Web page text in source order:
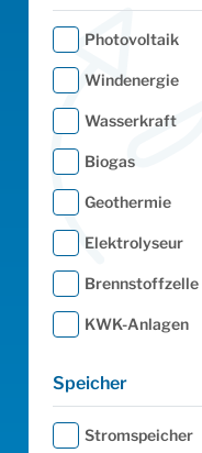
Photovoltaik
Windenergie
Wasserkraft
Biogas
Geothermie
Elektrolyseur
Brennstoffzelle
KWK-Anlagen
Speicher
Stromspeicher